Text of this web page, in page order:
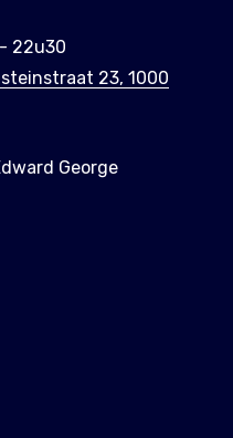
22u30
23, 1000
George